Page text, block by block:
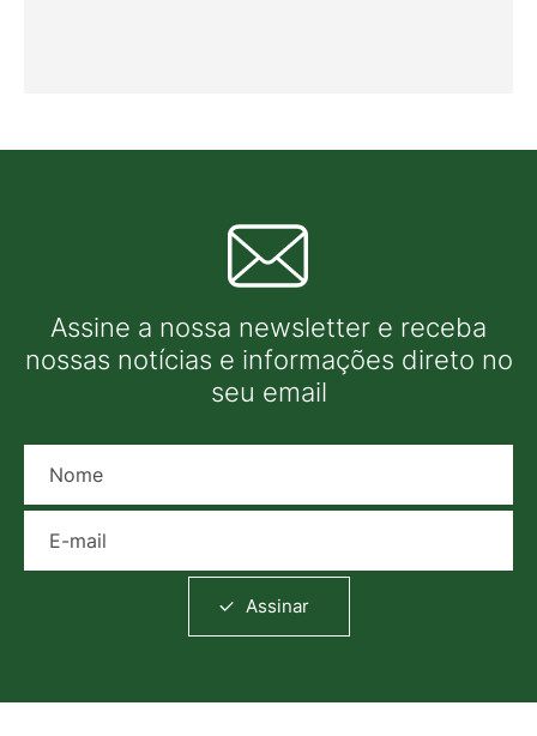
Assine a nossa newsletter e receba
nossas notícias e informações direto no
seu email
Assinar